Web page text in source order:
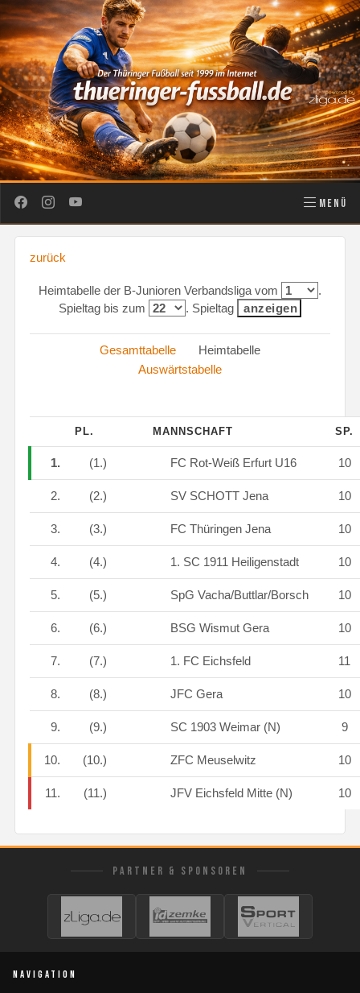
MENÜ
zurück
Heimtabelle der B-Junioren Verbandsliga vom
.
Spieltag bis zum
. Spieltag
Gesamttabelle Heimtabelle
Auswärtstabelle
PL. MANNSCHAFT SP.
1. (1.) FC Rot-Weiß Erfurt U16 10
2. (2.) SV SCHOTT Jena 10
3. (3.) FC Thüringen Jena 10
4. (4.) 1. SC 1911 Heiligenstadt 10
5. (5.) SpG Vacha/Buttlar/Borsch 10
6. (6.) BSG Wismut Gera 10
7. (7.) 1. FC Eichsfeld 11
8. (8.) JFC Gera 10
9. (9.) SC 1903 Weimar (N) 9
10. (10.) ZFC Meuselwitz 10
11. (11.) JFV Eichsfeld Mitte (N) 10
PARTNER & SPONSOREN
NAVIGATION